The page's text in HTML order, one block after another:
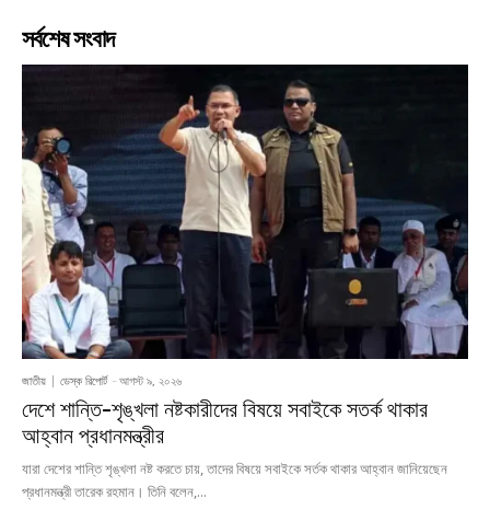
সর্বশেষ সংবাদ
জাতীয় ডেস্ক রিপোর্ট - আগস্ট ৯, ২০২৬
দেশে শান্তি-শৃঙ্খলা নষ্টকারীদের বিষয়ে সবাইকে সতর্ক থাকার
আহ্বান প্রধানমন্ত্রীর
যারা দেশের শান্তি শৃঙ্খলা নষ্ট করতে চায়, তাদের বিষয়ে সবাইকে সর্তক থাকার আহ্বান জানিয়েছেন
প্রধানমন্ত্রী তারেক রহমান। তিনি বলেন,...